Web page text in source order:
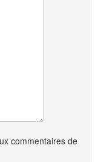
commentaires de